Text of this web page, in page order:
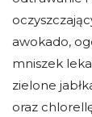
awokado,
mniszek
zielone
oraz